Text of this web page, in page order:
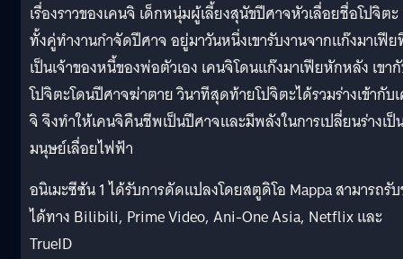
เรื่องราวของเคนจิ เด็กหนุ่มผู้เลี้ยงสุนัขปีศาจหัวเลื่อยชื่อโปจิตะ
ทั้งคู่ทำงานกำจัดปีศาจ อยู่มาวันหนึ่งเขารับงานจากแก๊งมาเฟี
เป็นเจ้าของหนี้ของพ่อตัวเอง เคนจิโดนแก๊งมาเฟียหักหลัง เขา
โปจิตะโดนปีศาจฆ่าตาย วินาทีสุดท้ายโปจิตะได้รวมร่างเข้ากับ
จิ จึงทำให้เคนจิคืนชีพเป็นปีศาจและมีพลังในการเปลี่ยนร่างเป็
มนุษย์เลื่อยไฟฟ้า
อนิเมะซีซัน 1 ได้รับการดัดแปลงโดยสตูดิโอ Mappa สามารถรั
ได้ทาง Bilibili, Prime Video, Ani-One Asia, Netflix และ
TrueID